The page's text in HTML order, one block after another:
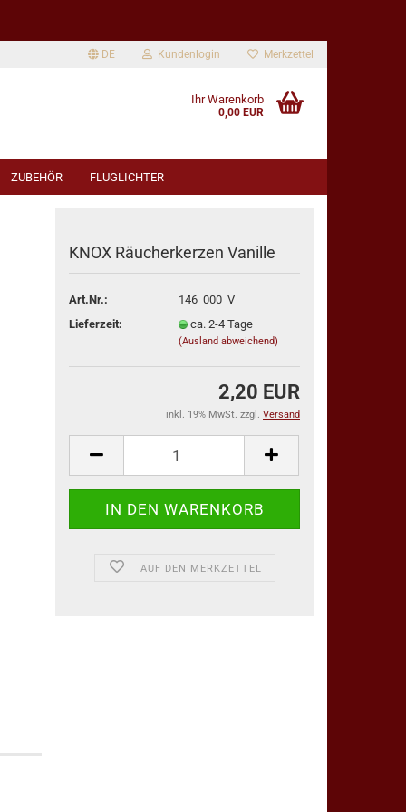
DE Kundenlogin
vergessen?
Merkzettel
Ihr Warenkorb
0,00 EUR
ZUBEHÖR FLUGLICHTER
KNOX Räucherkerzen Vanille
Art.Nr.:
146_000_V
Lieferzeit:
ca. 2-4 Tage
(Ausland abweichend)
2,20 EUR
inkl. 19% MwSt. zzgl. Versand
AUF DEN MERKZETTEL